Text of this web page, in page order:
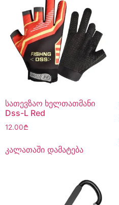
სათევზაო ხელთათმანი
Dss-L Red
12.00₾
კალათაში დამატება